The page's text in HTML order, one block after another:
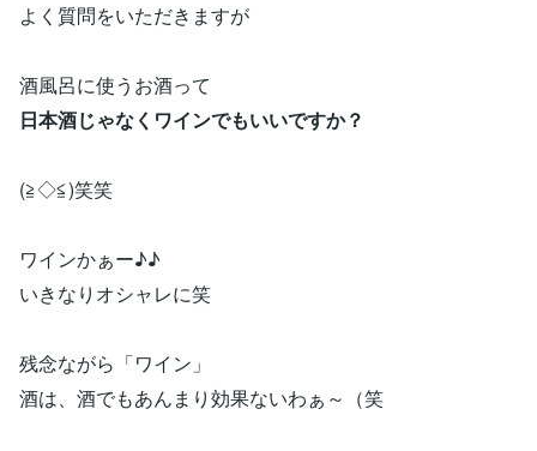
よく質問をいただきますが
酒風呂に使うお酒って
日本酒じゃなくワインでもいいですか？
(≧◇≦)笑笑
ワインかぁー♪♪
いきなりオシャレに笑
残念ながら「ワイン」
酒は、酒でもあんまり効果ないわぁ～（笑